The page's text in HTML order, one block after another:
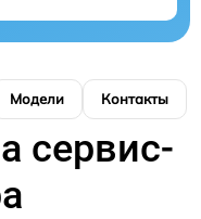
Модели Контакты
сервис-